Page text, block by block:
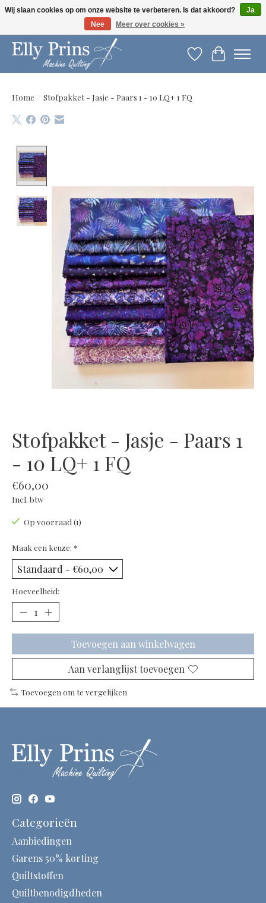
Let op: gewijzigde openingstijden!
Verlanglijst
Home / Stofpakket - Jasje - Paars 1 - 10 LQ+ 1 FQ
Stofpakket - Jasje - Paars 1
- 10 LQ+ 1 FQ
€60,00
Incl. btw
Op voorraad (1)
Maak een keuze: *
Hoeveelheid:
Toevoegen aan winkelwagen
Aan verlanglijst toevoegen
Toevoegen om te vergelijken
Categorieën
Aanbiedingen
Garens 50% korting
Quiltstoffen
Quiltbenodigdheden
Wij slaan cookies op om onze website te verbeteren. Is dat akkoord?
Ja
Nee
Meer over cookies »